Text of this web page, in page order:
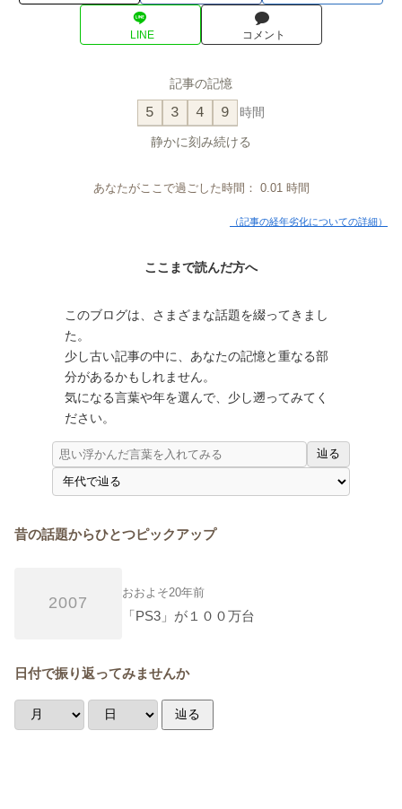
LINE コメント
記事の記憶
5 3 4 9 時間
静かに刻み続ける
あなたがここで過ごした時間： 0.01時間
（記事の経年劣化についての詳細）
ここまで読んだ方へ
このブログは、さまざまな話題を綴ってきまし
た。
少し古い記事の中に、あなたの記憶と重なる部
分があるかもしれません。
気になる言葉や年を選んで、少し遡ってみてく
ださい。
辿る
昔の話題からひとつピックアップ
2007
おおよそ20年前
「PS3」が１００万台
日付で振り返ってみませんか
辿る